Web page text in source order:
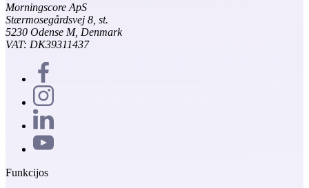
Morningscore ApS
Stærmosegårdsvej 8, st.
5230 Odense M, Denmark
VAT: DK39311437
Funkcijos